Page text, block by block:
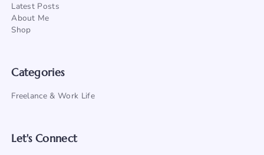
Latest Posts
About Me
Shop
Categories
Freelance & Work Life
Let's Connect